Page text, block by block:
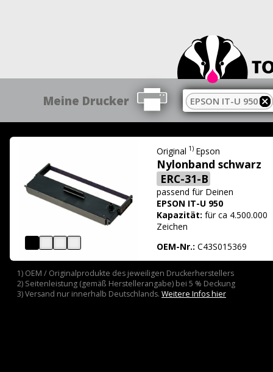
Meine Drucker EPSON IT-U 950
Original 1) Epson
Nylonband schwarz
ERC-31-B
passend für Deinen
EPSON IT-U 950
Kapazität: für ca 4.500.000
Zeichen
OEM-Nr.: C43S015369
1) OEM / Originalprodukte des jeweiligen Druckerherstellers
2) Seitenleistung (gemäß Herstellerangabe) bei 5 % Deckung
3) Versand nur innerhalb Deutschlands. Weitere Infos hier